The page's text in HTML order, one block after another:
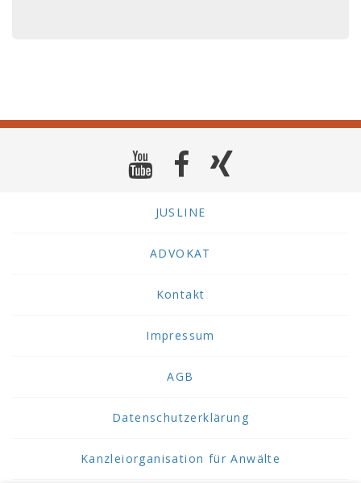
JUSLINE
ADVOKAT
Kontakt
Impressum
AGB
Datenschutzerklärung
Kanzleiorganisation für Anwälte